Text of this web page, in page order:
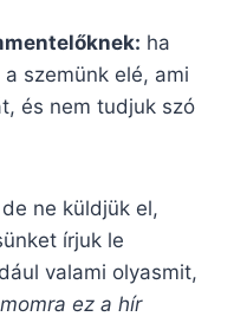
ha
szemünk elé, ami
és nem tudjuk szó
ne küldjük el,
írjuk le
valami olyasmit,
ez a hír